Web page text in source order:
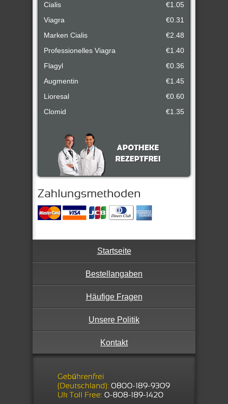
€1.05
Cialis
€0.31
Viagra
€2.48
Marken Cialis
€1.40
Professionelles Viagra
€0.36
Flagyl
€1.45
Augmentin
€0.60
Lioresal
€1.35
Clomid
Startseite
Bestellangaben
Häufige Fragen
Unsere Politik
Kontakt